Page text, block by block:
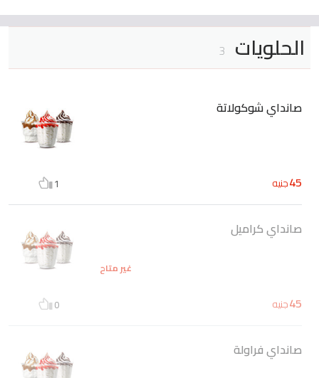
الحلويات 3
صانداي شوكولاتة
45جنيه 1
صانداي كراميل
غير متاح
45جنيه 0
صانداي فراولة